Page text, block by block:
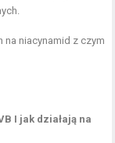
na niacynamid z czym
I jak działają na